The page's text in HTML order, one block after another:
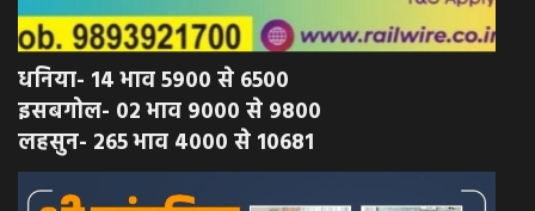
धनिया- 14 भाव 5900 से 6500
इसबगोल- 02 भाव 9000 से 9800
लहसुन- 265 भाव 4000 से 10681